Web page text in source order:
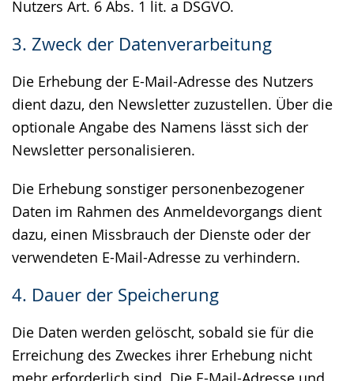
Nutzers Art. 6 Abs. 1 lit. a DSGVO.
3. Zweck der Datenverarbeitung
Die Erhebung der E-Mail-Adresse des Nutzers
dient dazu, den Newsletter zuzustellen. Über die
optionale Angabe des Namens lässt sich der
Newsletter personalisieren.
Die Erhebung sonstiger personenbezogener
Daten im Rahmen des Anmeldevorgangs dient
dazu, einen Missbrauch der Dienste oder der
verwendeten E-Mail-Adresse zu verhindern.
4. Dauer der Speicherung
Die Daten werden gelöscht, sobald sie für die
Erreichung des Zweckes ihrer Erhebung nicht